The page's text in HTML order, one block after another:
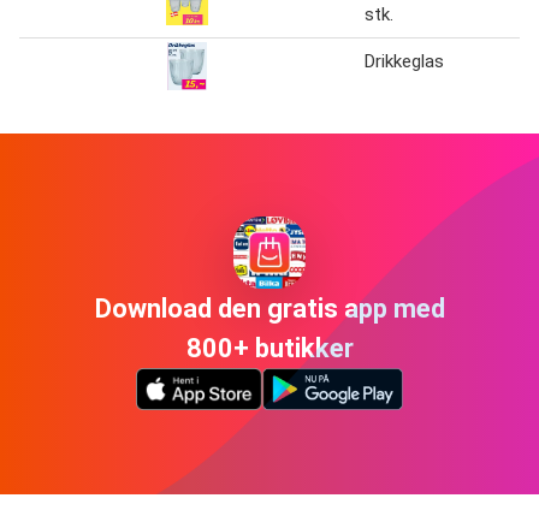
stk.
Drikkeglas
Download den gratis app med
800+ butikker